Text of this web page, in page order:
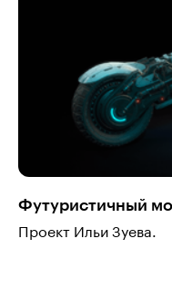
Футуристичный
Проект Ильи Зуева.